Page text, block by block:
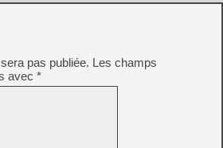
pas publiée. Les champs
avec *